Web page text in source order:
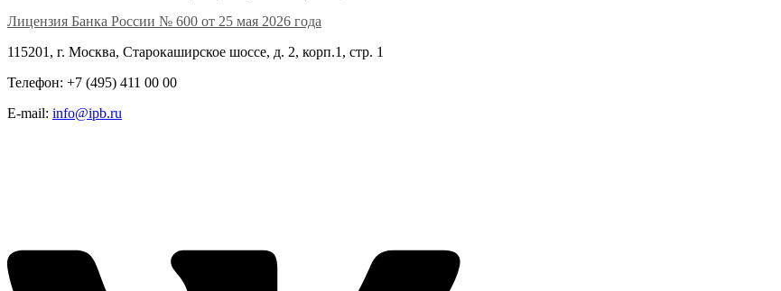
Лицензия Банка России № 600 от 25 мая 2026 года
115201, г. Москва, Старокаширское шоссе, д. 2, корп.1, стр. 1
Телефон: +7 (495) 411 00 00
E-mail: info@ipb.ru